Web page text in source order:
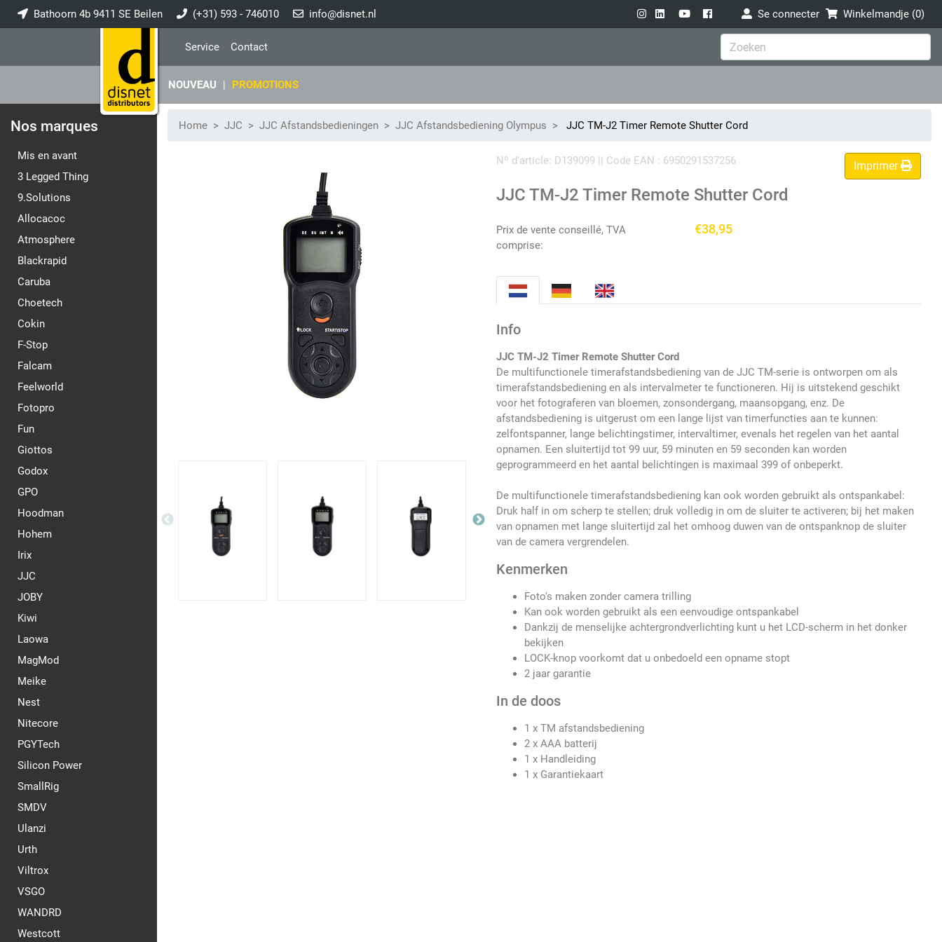
Bathoorn 4b 9411 SE Beilen (+31) 593 - 746010 info@disnet.nl Se connecter Winkelmandje (0)
Service Contact
NOUVEAU | PROMOTIONS
Nos marques
Mis en avant
3 Legged Thing
9.Solutions
Allocacoc
Atmosphere
Blackrapid
Caruba
Choetech
Cokin
F-Stop
Falcam
Feelworld
Fotopro
Fun
Giottos
Godox
GPO
Hoodman
Hohem
Irix
JJC
JOBY
Kiwi
Laowa
MagMod
Meike
Nest
Nitecore
PGYTech
Silicon Power
SmallRig
SMDV
Ulanzi
Urth
Viltrox
VSGO
WANDRD
Westcott
Home JJC JJC Afstandsbedieningen JJC Afstandsbediening Olympus JJC TM-J2 Timer Remote Shutter Cord
Nº d'article: D139099 || Code EAN : 6950291537256 Imprimer
JJC TM-J2 Timer Remote Shutter Cord
Prix de vente conseillé, TVA
comprise:
€38,95
Info
JJC TM-J2 Timer Remote Shutter Cord
De multifunctionele timerafstandsbediening van de JJC TM-serie is ontworpen om als
timerafstandsbediening en als intervalmeter te functioneren. Hij is uitstekend geschikt
voor het fotograferen van bloemen, zonsondergang, maansopgang, enz. De
afstandsbediening is uitgerust om een lange lijst van timerfuncties aan te kunnen:
zelfontspanner, lange belichtingstimer, intervaltimer, evenals het regelen van het aantal
opnamen. Een sluitertijd tot 99 uur, 59 minuten en 59 seconden kan worden
geprogrammeerd en het aantal belichtingen is maximaal 399 of onbeperkt.
De multifunctionele timerafstandsbediening kan ook worden gebruikt als ontspankabel:
Druk half in om scherp te stellen; druk volledig in om de sluiter te activeren; bij het maken
van opnamen met lange sluitertijd zal het omhoog duwen van de ontspanknop de sluiter
van de camera vergrendelen.
Kenmerken
Foto's maken zonder camera trilling
Kan ook worden gebruikt als een eenvoudige ontspankabel
Dankzij de menselijke achtergrondverlichting kunt u het LCD-scherm in het donker
bekijken
LOCK-knop voorkomt dat u onbedoeld een opname stopt
2 jaar garantie
In de doos
1 x TM afstandsbediening
2 x AAA batterij
1 x Handleiding
1 x Garantiekaart